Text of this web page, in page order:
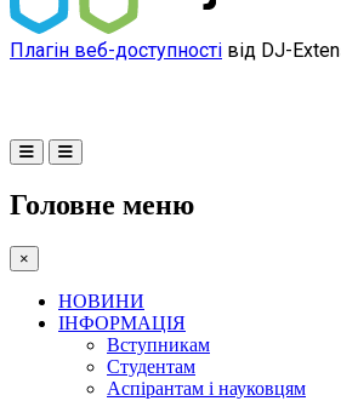
Плагін веб-доступності від DJ-
Головне меню
×
НОВИНИ
ІНФОРМАЦІЯ
Вступникам
Студентам
Аспірантам і науковцям